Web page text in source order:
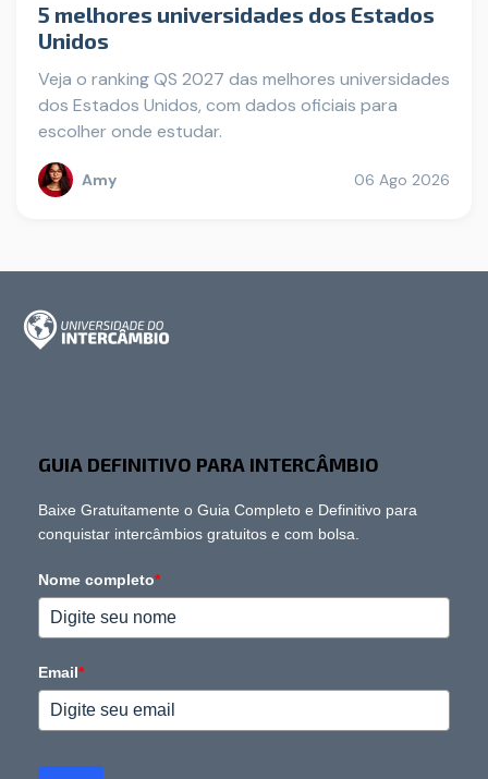
5 melhores universidades dos Estados
Unidos
Veja o ranking QS 2027 das melhores universidades
dos Estados Unidos, com dados oficiais para
escolher onde estudar.
Amy 06 Ago 2026
GUIA DEFINITIVO PARA INTERCÂMBIO
Baixe Gratuitamente o Guia Completo e Definitivo para
conquistar intercâmbios gratuitos e com bolsa.
Nome completo*
Email*